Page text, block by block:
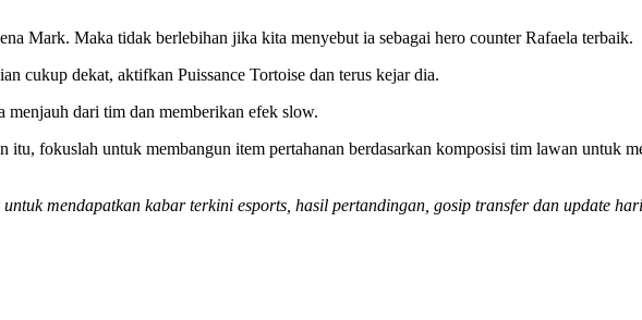
Mark. Maka tidak berlebihan jika kita menyebut ia sebagai hero counter Rafaela terbaik.
cukup dekat, aktifkan Puissance Tortoise dan terus kejar dia.
dari tim dan memberikan efek slow.
fokuslah untuk membangun item pertahanan berdasarkan komposisi tim lawan untuk
untuk mendapatkan kabar terkini esports, hasil pertandingan, gosip transfer dan update